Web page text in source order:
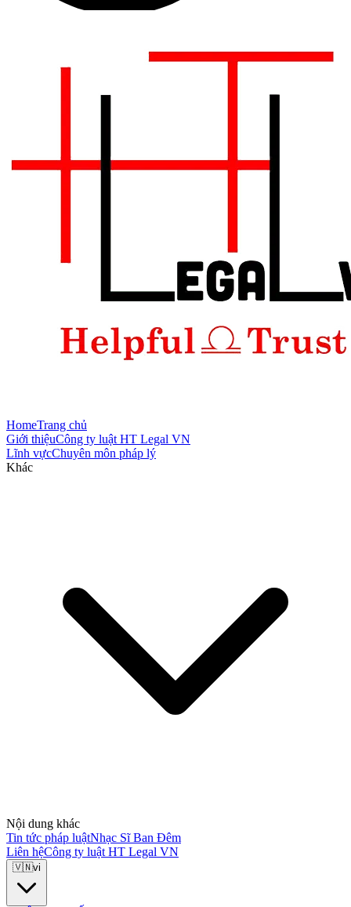
HomeTrang chủ
Giới thiệuCông ty luật HT Legal VN
Lĩnh vựcChuyên môn pháp lý
Khác
Nội dung khác
Tin tức pháp luậtNhạc Sĩ Ban Đêm
Liên hệCông ty luật HT Legal VN
🇻🇳vi